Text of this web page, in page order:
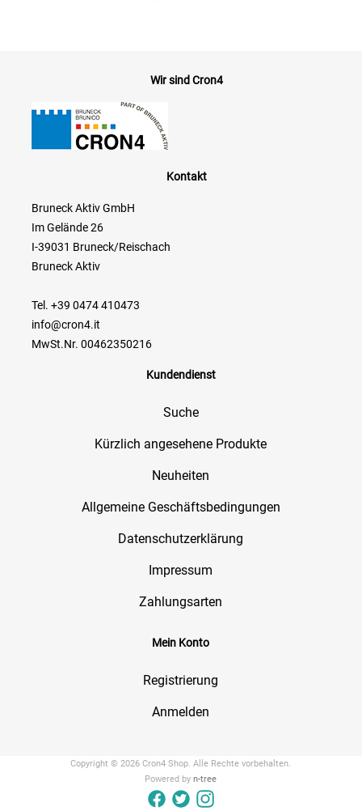
Wir sind Cron4
Kontakt
Bruneck Aktiv GmbH
Im Gelände 26
I-39031 Bruneck/Reischach
Bruneck Aktiv
Tel. +39 0474 410473
info@cron4.it
MwSt.Nr. 00462350216
Kundendienst
Suche
Kürzlich angesehene Produkte
Neuheiten
Allgemeine Geschäftsbedingungen
Datenschutzerklärung
Impressum
Zahlungsarten
Mein Konto
Registrierung
Anmelden
Copyright © 2026 Cron4 Shop. Alle Rechte vorbehalten.
Powered byn-tree